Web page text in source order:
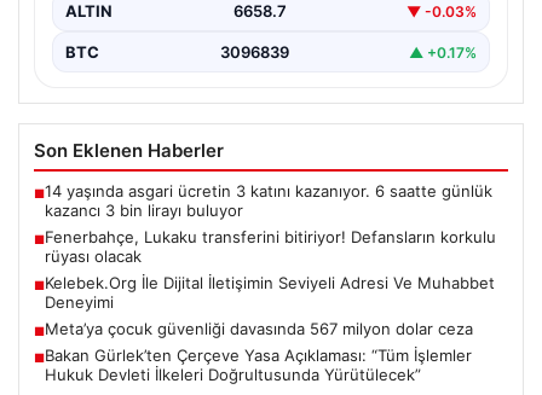
ALTIN 6658.7 ▼ -0.03%
BTC 3096839 ▲ +0.17%
Son Eklenen Haberler
■14 yaşında asgari ücretin 3 katını kazanıyor. 6 saatte günlük
kazancı 3 bin lirayı buluyor
■Fenerbahçe, Lukaku transferini bitiriyor! Defansların korkulu
rüyası olacak
■Kelebek.Org İle Dijital İletişimin Seviyeli Adresi Ve Muhabbet
Deneyimi
■Meta’ya çocuk güvenliği davasında 567 milyon dolar ceza
■Bakan Gürlek’ten Çerçeve Yasa Açıklaması: “Tüm İşlemler
Hukuk Devleti İlkeleri Doğrultusunda Yürütülecek”